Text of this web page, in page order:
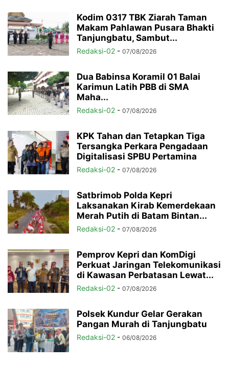
Kodim 0317 TBK Ziarah Taman
Makam Pahlawan Pusara Bhakti
Tanjungbatu, Sambut...
Redaksi-02 - 07/08/2026
Dua Babinsa Koramil 01 Balai
Karimun Latih PBB di SMA
Maha...
Redaksi-02 - 07/08/2026
KPK Tahan dan Tetapkan Tiga
Tersangka Perkara Pengadaan
Digitalisasi SPBU Pertamina
Redaksi-02 - 07/08/2026
Satbrimob Polda Kepri
Laksanakan Kirab Kemerdekaan
Merah Putih di Batam Bintan...
Redaksi-02 - 07/08/2026
Pemprov Kepri dan KomDigi
Perkuat Jaringan Telekomunikasi
di Kawasan Perbatasan Lewat...
Redaksi-02 - 07/08/2026
Polsek Kundur Gelar Gerakan
Pangan Murah di Tanjungbatu
Redaksi-02 - 06/08/2026